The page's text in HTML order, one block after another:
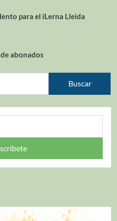
para el iLerna Lleida
abonados